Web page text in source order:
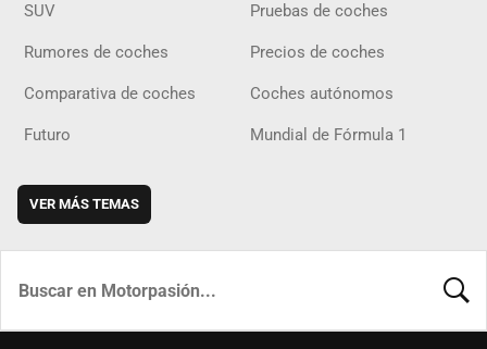
SUV Pruebas de coches
Rumores de coches Precios de coches
Comparativa de coches Coches autónomos
Futuro Mundial de Fórmula 1
VER MÁS TEMAS